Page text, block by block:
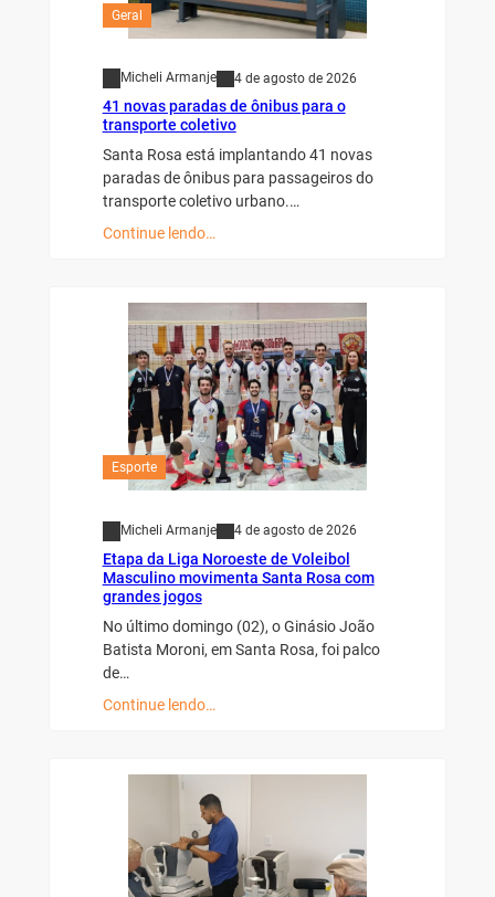
Geral
Micheli Armanje 4 de agosto de 2026
41 novas paradas de ônibus para o
transporte coletivo
Santa Rosa está implantando 41 novas
paradas de ônibus para passageiros do
transporte coletivo urbano.…
Continue lendo…
Esporte
Micheli Armanje 4 de agosto de 2026
Etapa da Liga Noroeste de Voleibol
Masculino movimenta Santa Rosa com
grandes jogos
No último domingo (02), o Ginásio João
Batista Moroni, em Santa Rosa, foi palco
de…
Continue lendo…